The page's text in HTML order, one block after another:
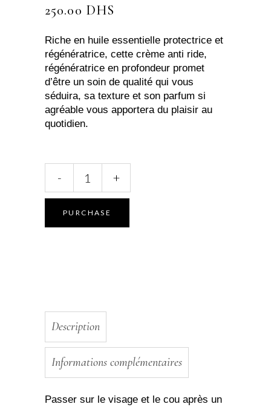
250.00 DHS
Riche en huile essentielle protectrice et
régénératrice, cette crème anti ride,
régénératrice en profondeur promet
d’être un soin de qualité qui vous
séduira, sa texture et son parfum si
agréable vous apportera du plaisir au
quotidien.
âge
Géranium-
Ylang
- +
PURCHASE
Description
Informations complémentaires
Passer sur le visage et le cou après un